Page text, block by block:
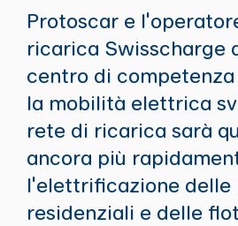
Protoscar e
ricarica Swisscharge
centro di
la mobilità elettrica
rete di ricarica sarà
ancora più
l'elettrificazione delle
residenziali e delle